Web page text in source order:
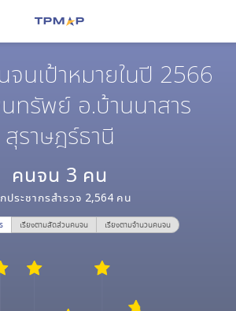
นเป้าหมายในปี 2566
ทรัพย์ อ.บ้านนาสาร
สุราษฎร์ธานี
คนจน 3 คน
ประชากรสำรวจ 2,564 คน
เรียงตามสัดส่วนคนจน เรียงตามจำนวนคนจน